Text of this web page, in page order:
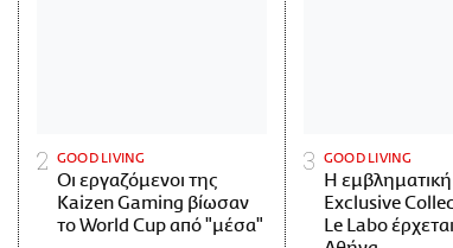
GOOD LIVING
Οι εργαζόμενοι της
Kaizen Gaming βίωσαν
το World Cup από "μέσα"
GOOD LIVING
Η
Exclusive
Le Labo